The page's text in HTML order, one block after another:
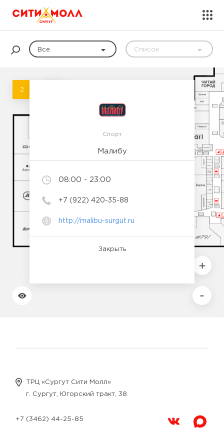
Все Список
2
Спорт
Малибу
08:00 - 23:00
+7 (922) 420-35-88
http://malibu-surgut.ru
Закрыть
ТРЦ «Сургут Сити Молл»
г. Сургут, Югорский тракт, 38
+7 (3462) 44-25-85